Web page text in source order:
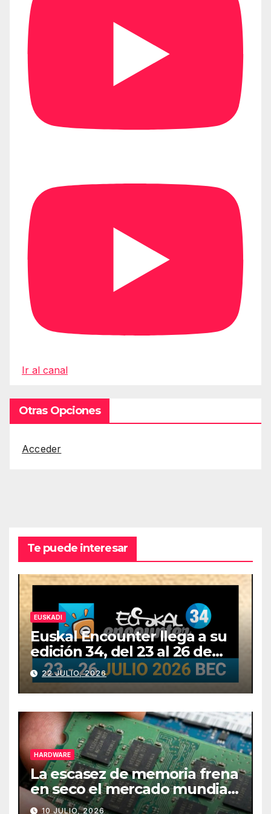
Ir al canal
Otras Opciones
Acceder
Te puede interesar
EUSKADI
Euskal Encounter llega a su
edición 34, del 23 al 26 de
julio
22 JULIO, 2026
HARDWARE
La escasez de memoria frena
en seco el mercado mundial
de PCs
10 JULIO, 2026